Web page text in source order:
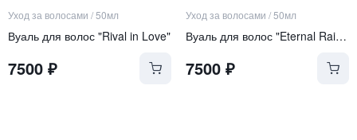
Уход за волосами /50мл
Вуаль для волос "Rival in Love"
7500 ₽
Уход за волосами /50мл
Вуаль для волос "Eternal Rainbow"
7500₽